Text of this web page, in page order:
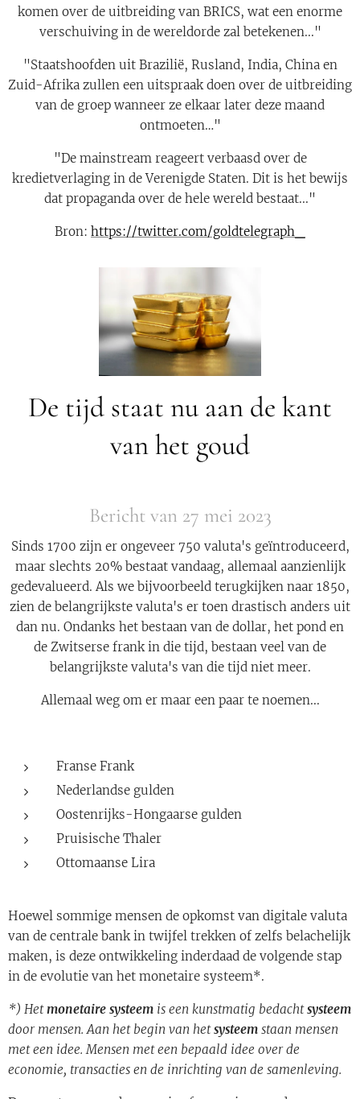
komen over de uitbreiding van BRICS, wat een enorme
verschuiving in de wereldorde zal betekenen..."
"Staatshoofden uit Brazilië, Rusland, India, China en
Zuid-Afrika zullen een uitspraak doen over de uitbreiding
van de groep wanneer ze elkaar later deze maand
ontmoeten…"
"De mainstream reageert verbaasd over de
kredietverlaging in de Verenigde Staten. Dit is het bewijs
dat propaganda over de hele wereld bestaat..."
Bron: https://twitter.com/goldtelegraph_
De tijd staat nu aan de kant
van het goud
Bericht van 27 mei 2023
Sinds 1700 zijn er ongeveer 750 valuta's geïntroduceerd,
maar slechts 20% bestaat vandaag, allemaal aanzienlijk
gedevalueerd. Als we bijvoorbeeld terugkijken naar 1850,
zien de belangrijkste valuta's er toen drastisch anders uit
dan nu. Ondanks het bestaan van de dollar, het pond en
de Zwitserse frank in die tijd, bestaan veel van de
belangrijkste valuta's van die tijd niet meer.
Allemaal weg om er maar een paar te noemen...
Franse Frank
Nederlandse gulden
Oostenrijks-Hongaarse gulden
Pruisische Thaler
Ottomaanse Lira
Hoewel sommige mensen de opkomst van digitale valuta
van de centrale bank in twijfel trekken of zelfs belachelijk
maken, is deze ontwikkeling inderdaad de volgende stap
in de evolutie van het monetaire systeem*.
*) Hetmonetaire systeem is een kunstmatig bedachtsysteem
door mensen. Aan het begin van hetsysteem staan mensen
met een idee. Mensen met een bepaald idee over de
economie, transacties en de inrichting van de samenleving.